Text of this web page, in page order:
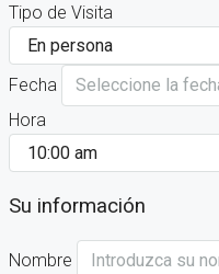
Tipo de Visita
Fecha
Hora
Su información
Nombre